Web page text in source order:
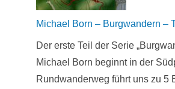
Michael Born – Burgwandern –
Der erste Teil der Serie
Michael Born beginnt in der
Rundwanderweg führt uns zu 5